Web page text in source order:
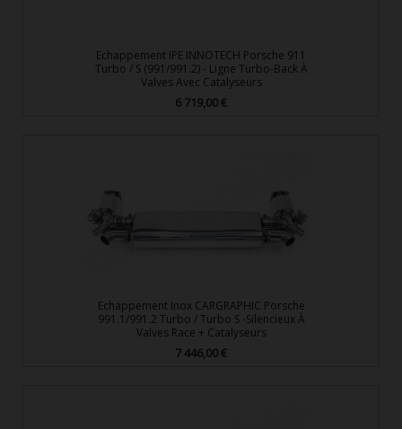
Echappement IPE INNOTECH Porsche 911
Turbo / S (991/991.2) - Ligne Turbo-Back À
Valves Avec Catalyseurs
Prix
6 719,00 €
Echappement Inox CARGRAPHIC Porsche
991.1/991.2 Turbo / Turbo S -Silencieux À
Valves Race + Catalyseurs
Prix
7 446,00 €